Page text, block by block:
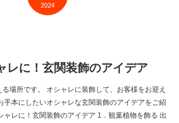
2024
レに！玄関装飾のアイデア
場所です。 オシャレに装飾して、お客様をお迎え
手本にしたいオシャレな玄関装飾のアイデアをご紹
ャレに！玄関装飾のアイデア 1．観葉植物を飾る 出